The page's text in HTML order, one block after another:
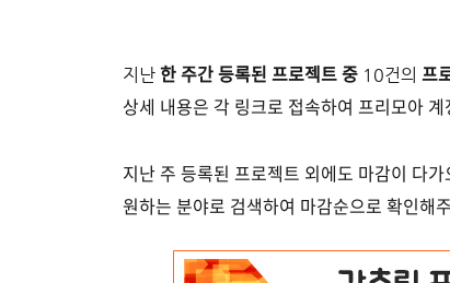
지난 한 주간 등록된 프로젝트 중 10건의 프
상세 내용은 각 링크로 접속하여 프리모아 계
지난 주 등록된 프로젝트 외에도 마감이 다
원하는 분야로 검색하여 마감순으로 확인해